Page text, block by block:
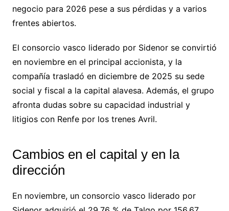
negocio para 2026 pese a sus pérdidas y a varios
frentes abiertos.
El consorcio vasco liderado por Sidenor se convirtió
en noviembre en el principal accionista, y la
compañía trasladó en diciembre de 2025 su sede
social y fiscal a la capital alavesa. Además, el grupo
afronta dudas sobre su capacidad industrial y
litigios con Renfe por los trenes Avril.
Cambios en el capital y en la
dirección
En noviembre, un consorcio vasco liderado por